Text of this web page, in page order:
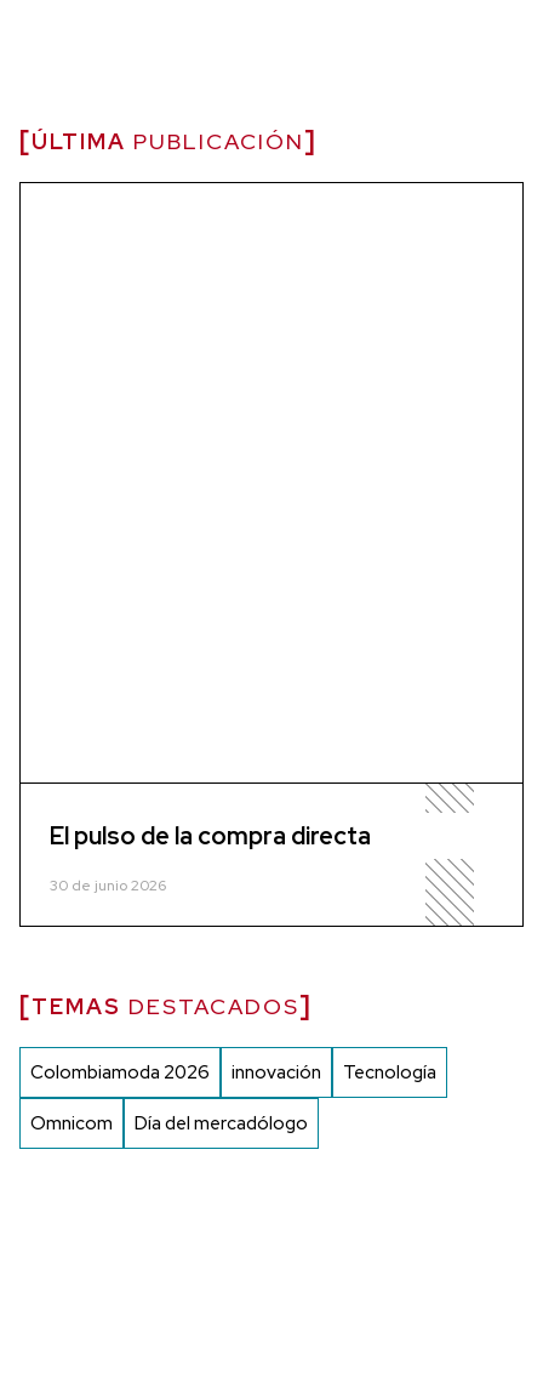
ÚLTIMA PUBLICACIÓN
El pulso de la compra directa
30 de junio 2026
TEMAS DESTACADOS
Colombiamoda 2026 innovación Tecnología
Omnicom Día del mercadólogo